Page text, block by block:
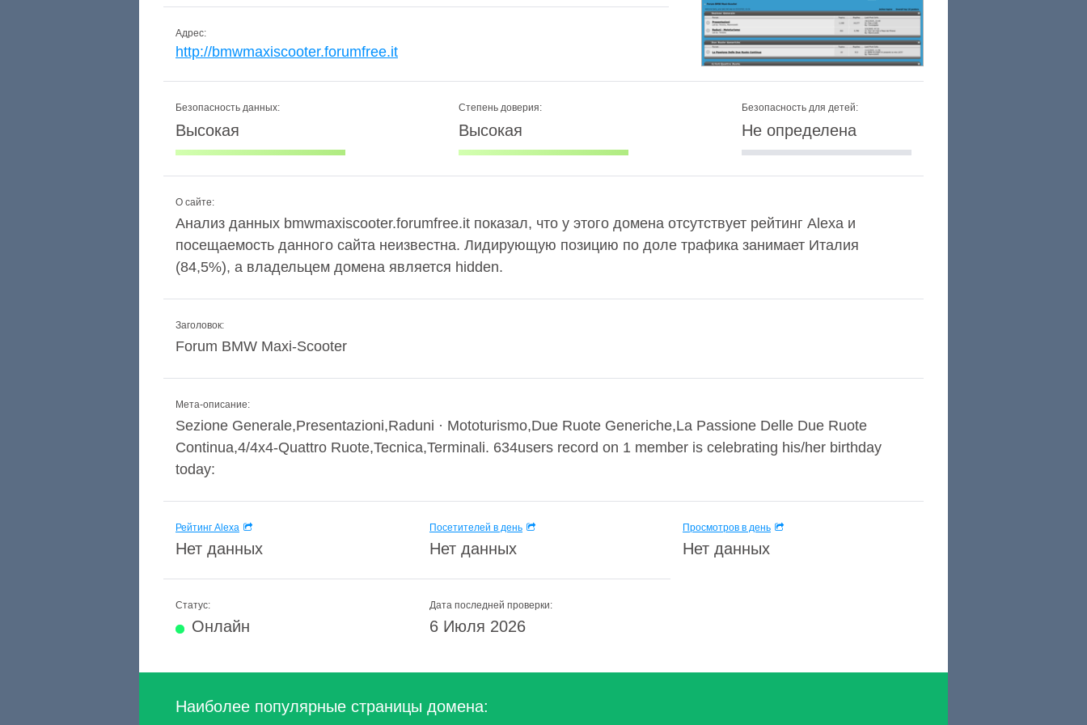
Адрес:
http://bmwmaxiscooter.forumfree.it
Безопасность данных:
Высокая
Степень доверия:
Высокая
Безопасность для детей:
Не определена
О сайте:
Анализ данных bmwmaxiscooter.forumfree.it показал, что у этого домена отсутствует рейтинг Alexa и
посещаемость данного сайта неизвестна. Лидирующую позицию по доле трафика занимает Италия
(84,5%), а владельцем домена является hidden.
Заголовок:
Forum BMW Maxi-Scooter
Мета-описание:
Sezione Generale,Presentazioni,Raduni · Mototurismo,Due Ruote Generiche,La Passione Delle Due Ruote
Continua,4/4x4-Quattro Ruote,Tecnica,Terminali. 634users record on 1 member is celebrating his/her birthday
today:
Рейтинг Alexa
Нет данных
Посетителей в день
Нет данных
Просмотров в день
Нет данных
Статус:
Онлайн
Дата последней проверки:
6 Июля 2026
Наиболее популярные страницы домена: